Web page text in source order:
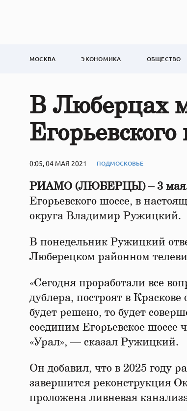
МОСКВА ЭКОНОМИКА ОБЩЕСТВО
В Люберцах
Егорьевского
0:05, 04 МАЯ 2021 ПОДМОСКОВЬЕ
РИАМО (ЛЮБЕРЦЫ) – 3
Егорьевского шоссе, в
округа Владимир Ружицкий.
В понедельник Ружицкий
Люберецком районном
«Сегодня проработали все
дублера, построят в
будет решено, то будет
соединим Егорьевское шоссе
«Урал», — сказал Ружицкий.
Он добавил, что в 2025 году
завершится реконструкция
проложена ливневая